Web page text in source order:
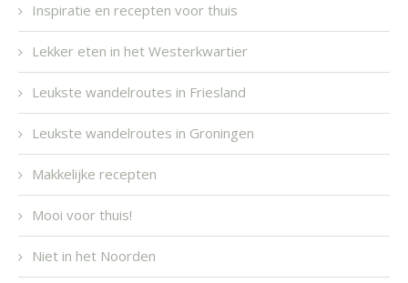
Inspiratie en recepten voor thuis
Lekker eten in het Westerkwartier
Leukste wandelroutes in Friesland
Leukste wandelroutes in Groningen
Makkelijke recepten
Mooi voor thuis!
Niet in het Noorden